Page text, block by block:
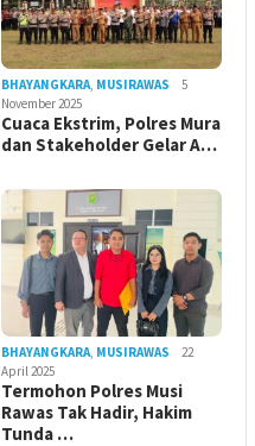
BHAYANGKARA MUSIRAWAS
5
November 2025
Cuaca Ekstrim, Polres Mura
dan Stakeholder Gelar A…
BHAYANGKARA MUSIRAWAS
22
April 2025
Termohon Polres Musi
Rawas Tak Hadir, Hakim
Tunda …